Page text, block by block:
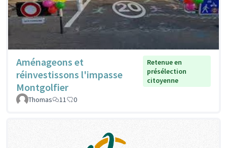
Aménageons et
réinvestissons l'impasse
Montgolfier
Retenue en
présélection
citoyenne
Thomas 11 0